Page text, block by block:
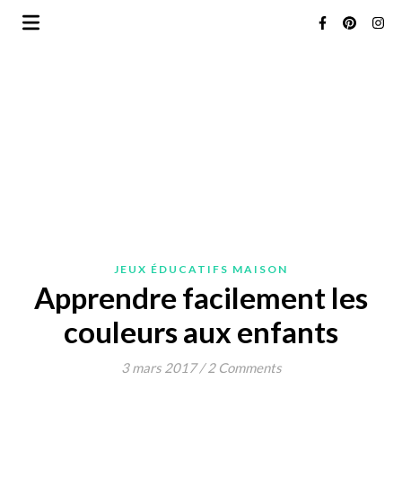
JEUX ÉDUCATIFS MAISON
Apprendre facilement les
couleurs aux enfants
3 mars 2017 / 2 Comments